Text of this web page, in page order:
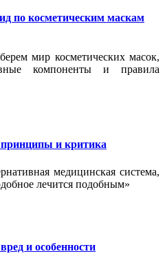
по косметическим маскам
мир косметических масок,
компоненты и правила
принципы и критика
медицинская система,
лечится подобным»
и особенности